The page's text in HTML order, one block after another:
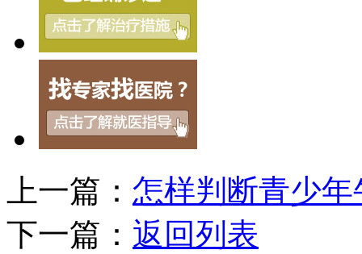
上一篇： 怎样判断青少年
下一篇： 返回列表